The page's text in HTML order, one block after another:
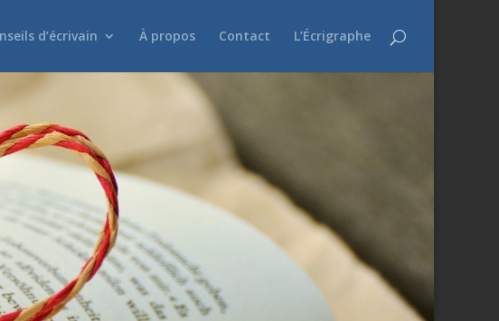
d’écrivain À propos Contact L’Écrigraphe